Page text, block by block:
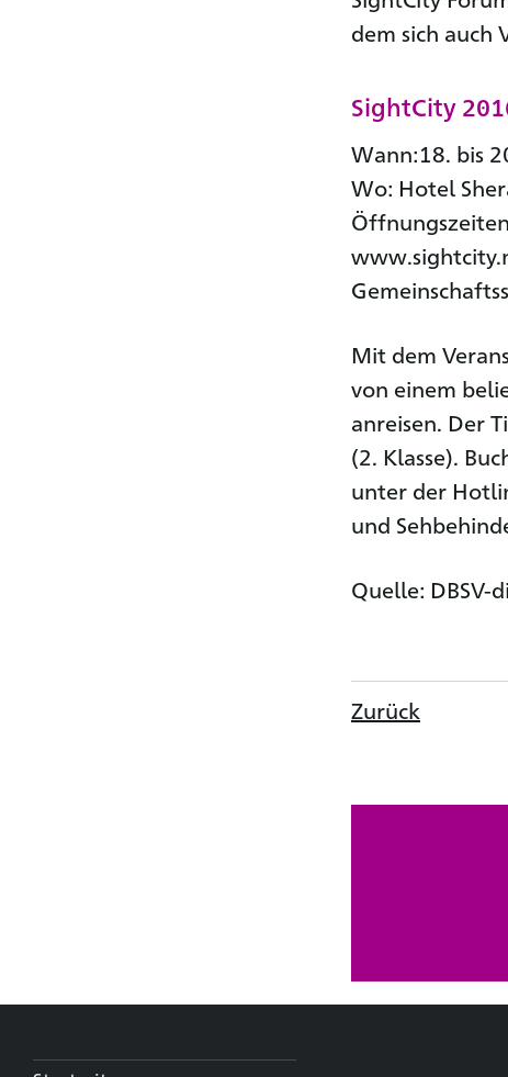
dem sich auch
SightCity
Wann:18. bis
Wo: Hotel
Mit dem
von einem
anreisen. Der
(2. Klasse).
unter der
und
Quelle: DBSV-
Zurück